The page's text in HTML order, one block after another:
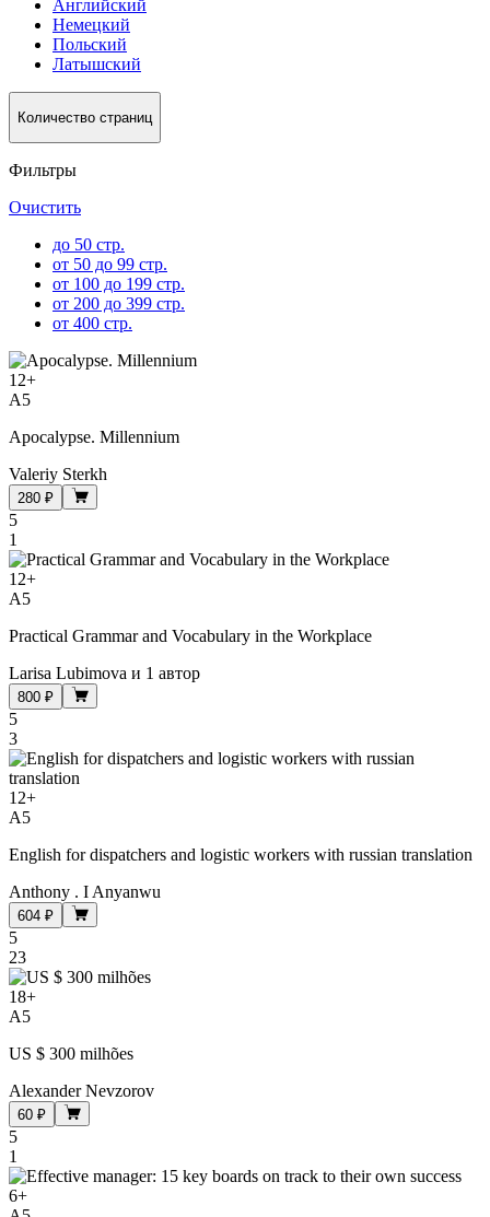
Английский
Немецкий
Польский
Латышский
Количество страниц
Фильтры
Очистить
до 50 стр.
от 50 до 99 стр.
от 100 до 199 стр.
от 200 до 399 стр.
от 400 стр.
12+
A5
Apocalypse. Millennium
Valeriy Sterkh
280 ₽
5
1
12+
A5
Practical Grammar and Vocabulary in the Workplace
Larisa Lubimova и 1 автор
800 ₽
5
3
12+
A5
English for dispatchers and logistic workers with russian translation
Anthony . I Anyanwu
604 ₽
5
23
18+
A5
US $ 300 milhões
Alexander Nevzorov
60 ₽
5
1
6+